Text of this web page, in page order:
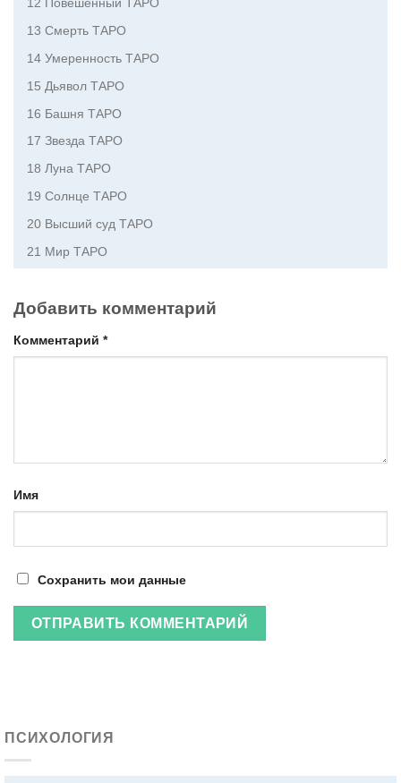
12 Повешенный ТАРО
13 Смерть ТАРО
14 Умеренность ТАРО
15 Дьявол ТАРО
16 Башня ТАРО
17 Звезда ТАРО
18 Луна ТАРО
19 Солнце ТАРО
20 Высший суд ТАРО
21 Мир ТАРО
Добавить комментарий
Комментарий *
Имя
Сохранить мои данные
ПСИХОЛОГИЯ